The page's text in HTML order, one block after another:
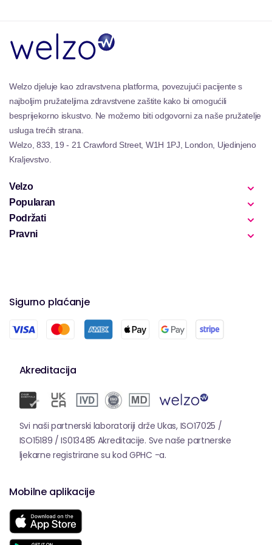
marke. Bez obzira tražite li nešto hrabro
avanturističko ili elegantno rafinirano, ova kolekcija
osigurava da postoji izbor pogodan za svakog
autentičnost u kombinaciji s luksuzom u njihovom
ormaru osobnog mirisa.
Welzo djeluje kao zdravstvena platforma, povezujući pacijente s
najboljim pružateljima zdravstvene zaštite kako bi omogućili
besprijekorno iskustvo. Ne možemo biti odgovorni za naše pružatelje
usluga trećih strana.
Welzo, 833, 19 - 21 Crawford Street, W1H 1PJ, London, Ujedinjeno
Kraljevstvo.
Velzo
Popularan
Podržati
Pravni
Sigurno plaćanje
Akreditacija
Svi naši partnerski laboratoriji drže Ukas, ISO17025 /
ISO15189 / IS013485 Akreditacije. Sve naše partnerske
ljekarne registrirane su kod GPHC -a.
Mobilne aplikacije